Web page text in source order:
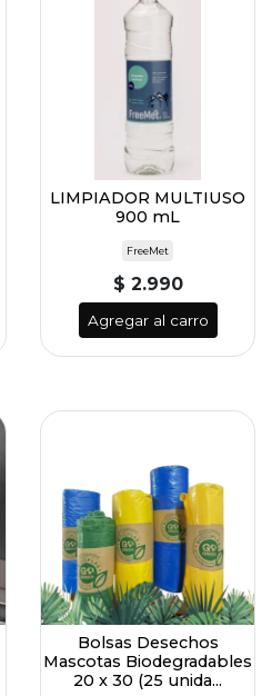
LIMPIADOR MULTIUSO
900 mL
FreeMet
$ 2.990
Agregar al carro
Bolsas Desechos
Mascotas Biodegradables
20 x 30 (25 unida...